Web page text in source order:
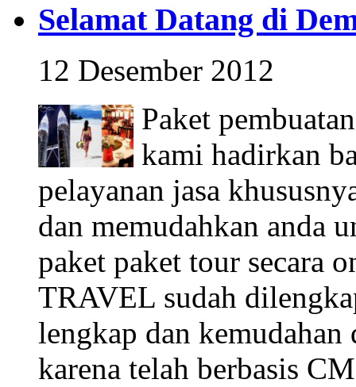
Selamat Datang di
12 Desember 2012
Paket
kami hadirkan
pelayanan jasa
dan memudahkan anda
paket paket tour secara
TRAVEL sudah
lengkap dan
karena telah berbasis